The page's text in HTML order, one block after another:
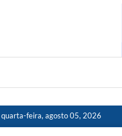
quarta-feira, agosto 05, 2026